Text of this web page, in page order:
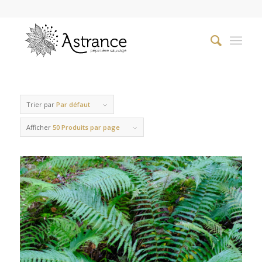
Trier par Par défaut
Afficher 50 Produits par page